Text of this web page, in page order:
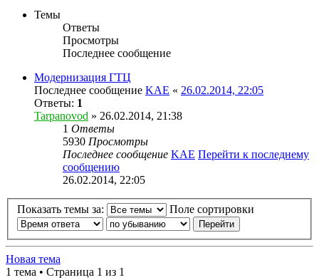
Темы
Ответы
Просмотры
Последнее сообщение
Модернизация ГТЦ
Последнее сообщение KAE « 26.02.2014, 22:05
Ответы: 1
Tarpanovod » 26.02.2014, 21:38
1 Ответы
5930 Просмотры
Последнее сообщение KAE Перейти к последнему
сообщению
26.02.2014, 22:05
Показать темы за: Поле сортировки
Новая тема
1 тема • Страница 1 из 1